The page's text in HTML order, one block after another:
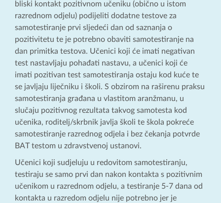
bliski kontakt pozitivnom učeniku (obično u istom
razrednom odjelu) podijeliti dodatne testove za
samotestiranje prvi sljedeći dan od saznanja o
pozitivitetu te je potrebno obaviti samotestiranje na
dan primitka testova. Učenici koji će imati negativan
test nastavljaju pohađati nastavu, a učenici koji će
imati pozitivan test samotestiranja ostaju kod kuće te
se javljaju liječniku i školi. S obzirom na raširenu praksu
samotestiranja građana u vlastitom aranžmanu, u
slučaju pozitivnog rezultata takvog samotesta kod
učenika, roditelj/skrbnik javlja školi te škola pokreće
samotestiranje razrednog odjela i bez čekanja potvrde
BAT testom u zdravstvenoj ustanovi.
Učenici koji sudjeluju u redovitom samotestiranju,
testiraju se samo prvi dan nakon kontakta s pozitivnim
učenikom u razrednom odjelu, a testiranje 5-7 dana od
kontakta u razredom odjelu nije potrebno jer je